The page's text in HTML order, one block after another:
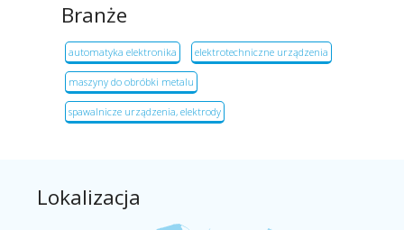
Branże
automatyka elektronika elektrotechniczne urządzenia
maszyny do obróbki metalu
spawalnicze urządzenia, elektrody
Lokalizacja